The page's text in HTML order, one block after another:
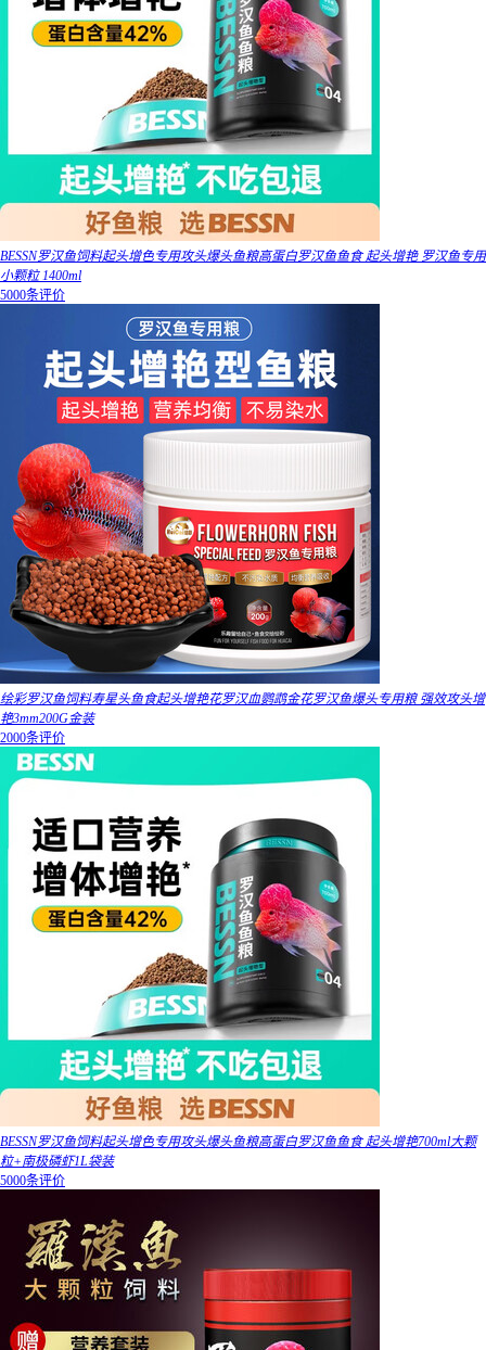
BESSN罗汉鱼饲料起头增色专用攻头爆头鱼粮高蛋白罗汉鱼鱼食 起头增艳 罗汉鱼专用
小颗粒 1400ml
5000条评价
绘彩罗汉鱼饲料寿星头鱼食起头增艳花罗汉血鹦鹉金花罗汉鱼爆头专用粮 强效攻头增
艳3mm200G金装
2000条评价
BESSN罗汉鱼饲料起头增色专用攻头爆头鱼粮高蛋白罗汉鱼鱼食 起头增艳700ml大颗
粒+南极磷虾1L袋装
5000条评价